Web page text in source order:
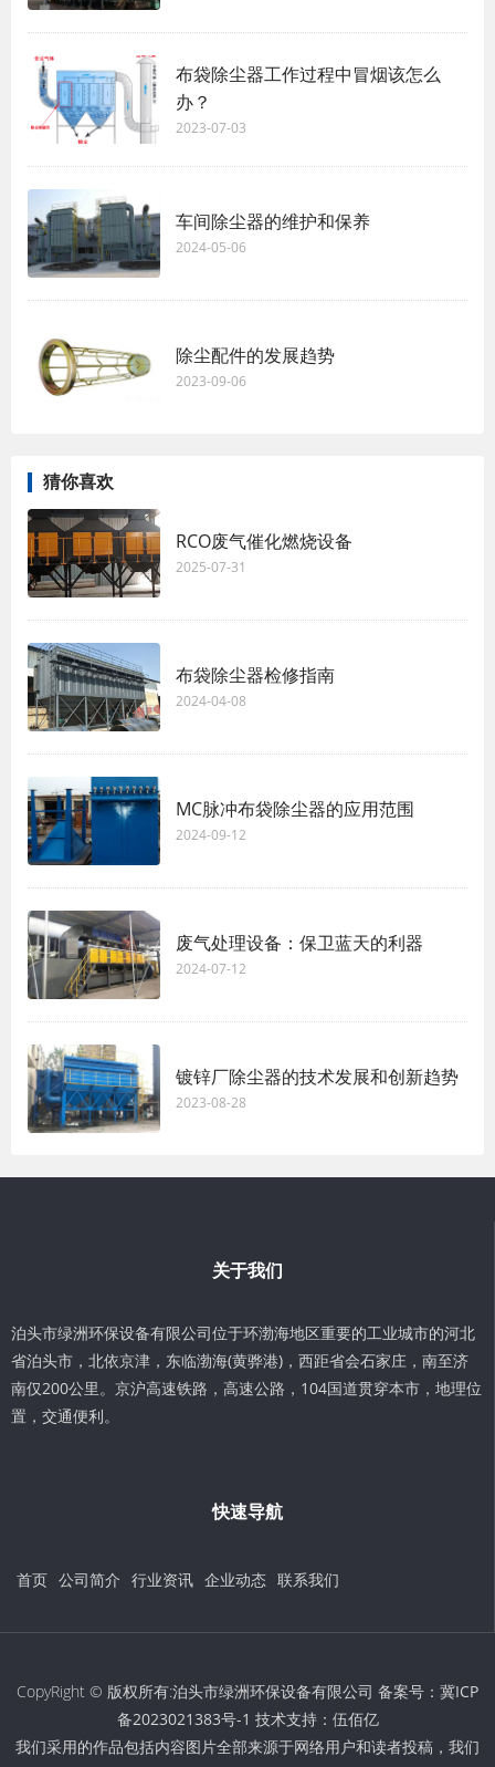
布袋除尘器工作过程中冒烟该怎么
办？
2023-07-03
车间除尘器的维护和保养
2024-05-06
除尘配件的发展趋势
2023-09-06
猜你喜欢
RCO废气催化燃烧设备
2025-07-31
布袋除尘器检修指南
2024-04-08
MC脉冲布袋除尘器的应用范围
2024-09-12
废气处理设备：保卫蓝天的利器
2024-07-12
镀锌厂除尘器的技术发展和创新趋势
2023-08-28
关于我们
泊头市绿洲环保设备有限公司位于环渤海地区重要的工业城市的河北
省泊头市，北依京津，东临渤海(黄骅港)，西距省会石家庄，南至济
南仅200公里。京沪高速铁路，高速公路，104国道贯穿本市，地理位
置，交通便利。
快速导航
首页 公司简介 行业资讯 企业动态 联系我们
CopyRight © 版权所有:泊头市绿洲环保设备有限公司 备案号： 冀ICP
备2023021383号-1 技术支持： 伍佰亿
我们采用的作品包括内容图片全部来源于网络用户和读者投稿，我们